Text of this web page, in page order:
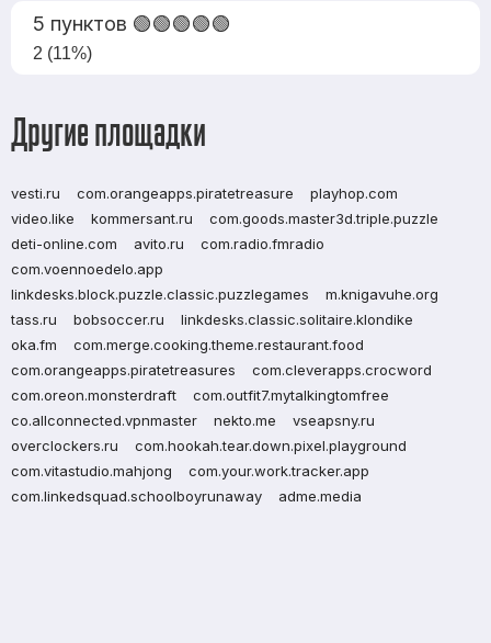
5 пунктов 🟢🟢🟢🟢🟢
2 (11%)
Другие площадки
vesti.ru com.orangeapps.piratetreasure
playhop.com
video.like
kommersant.ru
com.goods.master3d.triple.puzzle
deti-online.com
avito.ru
com.radio.fmradio
com.voennoedelo.app
linkdesks.block.puzzle.classic.puzzlegames
m.knigavuhe.org
tass.ru
bobsoccer.ru
linkdesks.classic.solitaire.klondike
oka.fm
com.merge.cooking.theme.restaurant.food
com.orangeapps.piratetreasures
com.cleverapps.crocword
com.oreon.monsterdraft
com.outfit7.mytalkingtomfree
co.allconnected.vpnmaster
nekto.me
vseapsny.ru
overclockers.ru
com.hookah.tear.down.pixel.playground
com.vitastudio.mahjong
com.your.work.tracker.app
com.linkedsquad.schoolboyrunaway
adme.media